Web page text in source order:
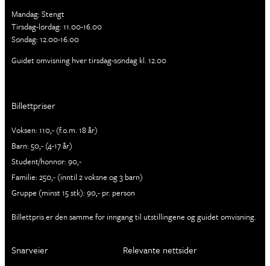
Mandag: Stengt
Tirsdag-lørdag: 11.00-16.00
Søndag: 12.00-16.00
Guidet omvisning hver tirsdag-søndag kl. 12.00
Billettpriser
Voksen: 110,- (f.o.m. 18 år)
Barn: 50,- (4-17 år)
Student/honnør: 90,-
Familie: 250,- (inntil 2 voksne og 3 barn)
Gruppe (minst 15 stk): 90,- pr. person
Billettpris er den samme for inngang til utstillingene og guidet omvisning.
Snarveier Relevante nettsider